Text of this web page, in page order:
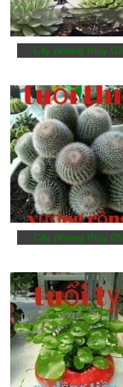
Cây phong thủy 03
Cây phong thủy 05